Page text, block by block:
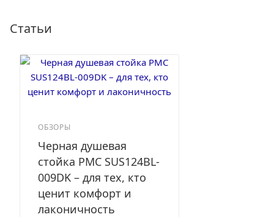
Статьи
ОБЗОРЫ
Черная душевая
стойка РМС SUS124BL-
009DK – для тех, кто
ценит комфорт и
лаконичность